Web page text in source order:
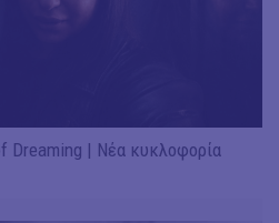
Dreaming | Νέα κυκλοφορία